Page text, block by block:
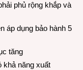
phủ rộng khắp và
áp dụng bảo hành 5
tăng
khả năng xuất